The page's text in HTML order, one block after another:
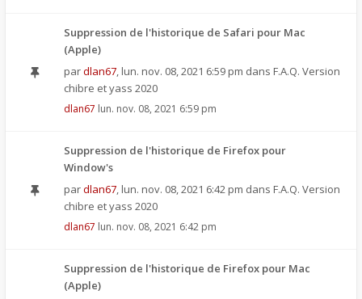
Suppression de l'historique de Safari pour Mac
(Apple)
pardlan67, lun. nov. 08, 2021 6:59 pm dans F.A.Q. Version
chibre et yass 2020
dlan67 lun. nov. 08, 2021 6:59 pm
Suppression de l'historique de Firefox pour
Window's
pardlan67, lun. nov. 08, 2021 6:42 pm dans F.A.Q. Version
chibre et yass 2020
dlan67 lun. nov. 08, 2021 6:42 pm
Suppression de l'historique de Firefox pour Mac
(Apple)